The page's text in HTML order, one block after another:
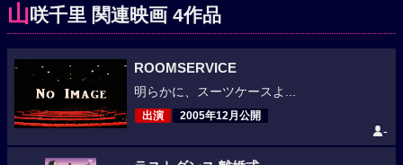
山咲千里 関連映画 4作品
ROOMSERVICE
明らかに、スーツケースよ...
出演 2005年12月公開
-